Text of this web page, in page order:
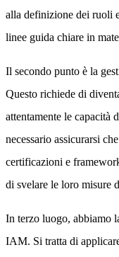
alla definizione dei ruoli
linee guida chiare in
Il secondo punto è la
Questo richiede di
attentamente le capacità
necessario assicurarsi
certificazioni e
di svelare le loro misure
In terzo luogo, abbiamo
IAM. Si tratta di